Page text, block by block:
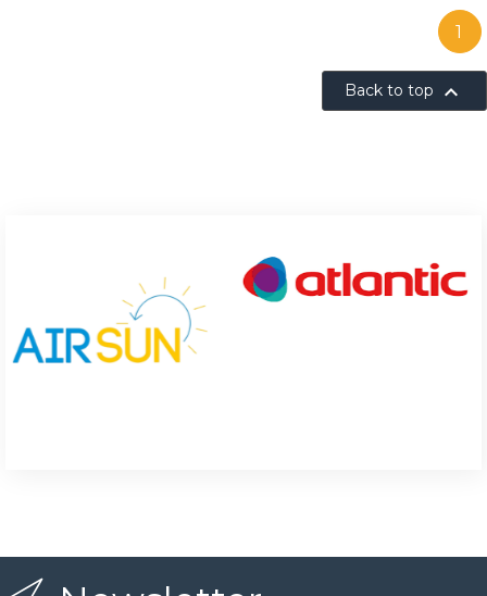
1
Back to top 